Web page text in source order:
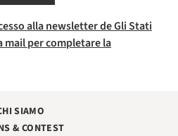
alla newsletter de Gli Stati
mail per completare la
SIAMO
& CONTEST